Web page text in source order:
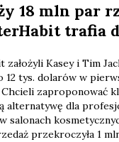
18 mln par
trafia
Kasey i Tim
12 tys. dolarów w
zaproponować
alternatywę dla
salonach
przekroczyła 1